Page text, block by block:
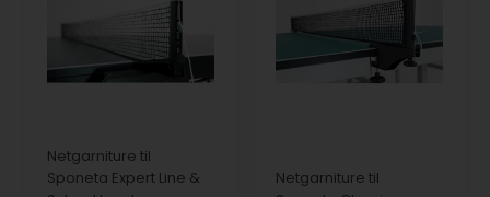
Netgarniture til
Sponeta Expert Line &
Netgarniture til